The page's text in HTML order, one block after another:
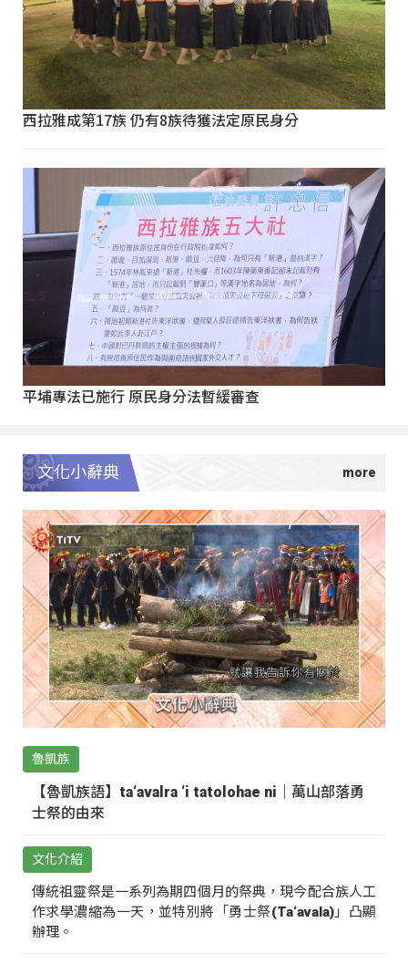
西拉雅成第17族 仍有8族待獲法定原民身分
平埔專法已施行 原民身分法暫緩審查
文化小辭典
魯凱族
【魯凱族語】ta‘avalra ‘i tatolohae ni｜萬山部落勇
士祭的由來
文化介紹
傳統祖靈祭是一系列為期四個月的祭典，現今配合族人工
作求學濃縮為一天，並特別將「勇士祭(Ta‘avala)」凸顯
辦理。